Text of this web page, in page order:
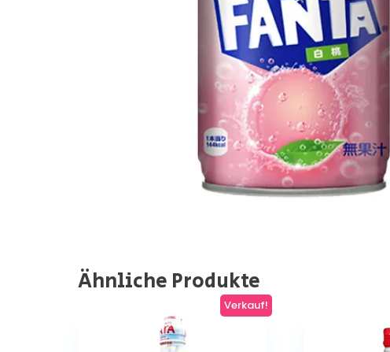
Ähnliche Produkte
Verkauf!